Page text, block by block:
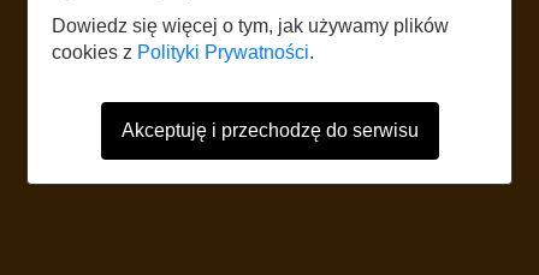
The website uses mobile data according to the standard rates of the
network operator. It is recommended to have a tariff with mobile internet.
Foreign users should refer to the current Internet data roaming tariff table.
Dowiedz się więcej o tym, jak używamy plików
cookies z Polityki Prywatności.
Akceptuję i przechodzę do serwisu